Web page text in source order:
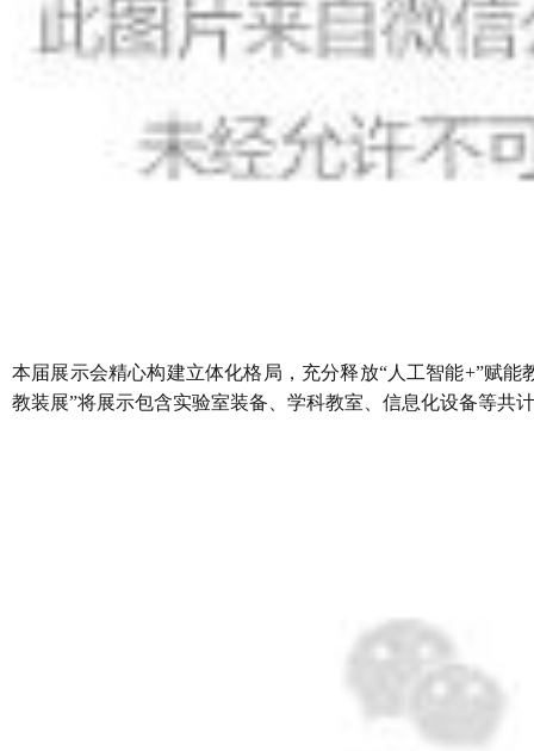
本届展示会精心构建立体化格局，充分释放“人工智能+”赋
教装展”将展示包含实验室装备、学科教室、信息化设备等共